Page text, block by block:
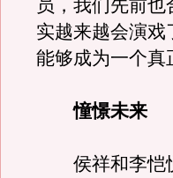
员，我们先前
实越来越会演
能够成为一个真
憧憬未来
侯祥和李恺